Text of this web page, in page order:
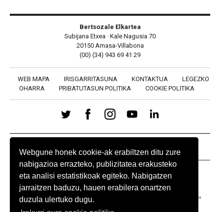
Webgune honek cookie-ak erabiltzen ditu zure
nabigazioa errazteko, publizitatea erakusteko
eta analisi estatistikoak egiteko. Nabigatzen
jarraitzen baduzu, hauen erabilera onartzen
duzula ulertuko dugu.
Bertsozale Elkartea
Subijana Etxea · Kale Nagusia 70
20150 Amasa-Villabona
(00) (34) 943 69 41 29
WEB MAPA IRISGARRITASUNA KONTAKTUA
LEGEZKO
OHARRA
PRIBATUTASUN POLITIKA COOKIE POLITIKA